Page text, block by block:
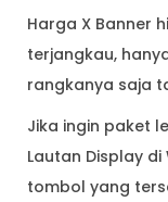
Harga X Banner
terjangkau,
rangkanya saja
Jika ingin paket
Lautan Display
tombol yang